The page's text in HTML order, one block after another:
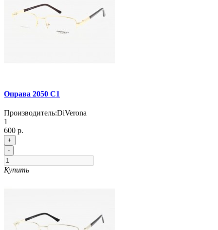
Оправа 2050 C1
Производитель:DiVerona
1
600 р.
+
-
Купить